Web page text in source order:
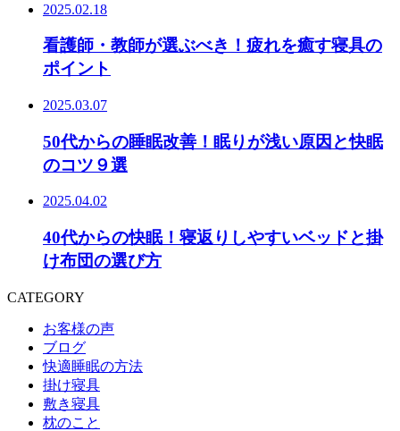
2025.02.18
看護師・教師が選ぶべき！疲れを癒す寝具の
ポイント
2025.03.07
50代からの睡眠改善！眠りが浅い原因と快眠
のコツ９選
2025.04.02
40代からの快眠！寝返りしやすいベッドと掛
け布団の選び方
CATEGORY
お客様の声
ブログ
快適睡眠の方法
掛け寝具
敷き寝具
枕のこと